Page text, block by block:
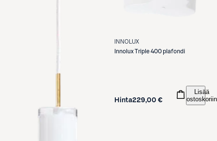
INNOLUX
InnoluxTriple 400 plafondi
Hinta229,00 €
Lisää
ostoskoriin